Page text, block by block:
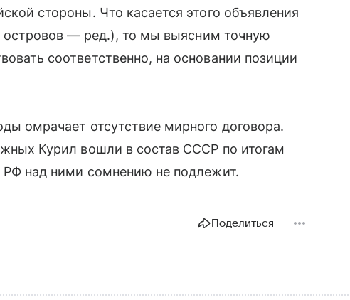
стороны. Что касается этого объявления
островов — ред.), то мы выясним точную
соответственно, на основании позиции
омрачает отсутствие мирного договора.
Курил вошли в состав СССР по итогам
над ними сомнению не подлежит.
Поделиться